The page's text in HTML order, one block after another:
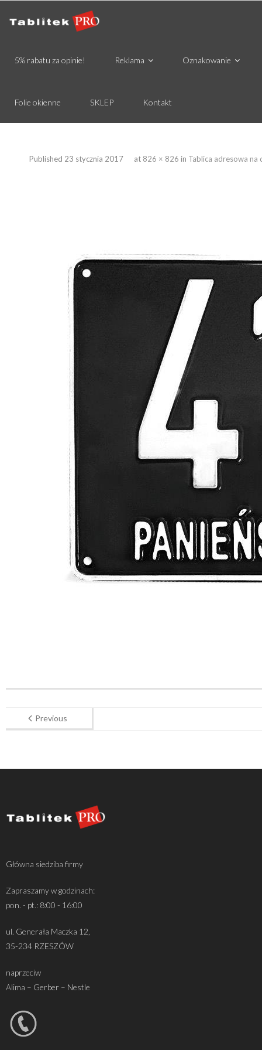
5% rabatu za opinie! Reklama Oznakowanie
Folie okienne SKLEP Kontakt
Published 23 stycznia 2017 at 826 × 826 in Tablica adresowa
Previous
Główna siedziba firmy
Zapraszamy w godzinach:
pon. - pt.: 8:00 - 16:00
ul. Generała Maczka 12,
35-234 RZESZÓW
naprzeciw
Alima – Gerber – Nestle